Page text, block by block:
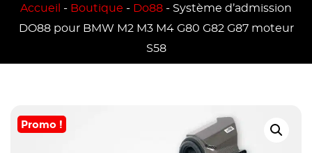
Accueil - Boutique - Do88 - Système d’admission
DO88 pour BMW M2 M3 M4 G80 G82 G87 moteur
S58
Promo !